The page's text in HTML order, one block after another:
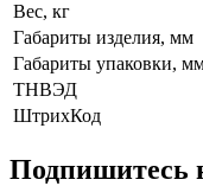
Вес, кг
Габариты изделия, мм
Габариты упаковки,
ТНВЭД
ШтрихКод
Подпишитесь